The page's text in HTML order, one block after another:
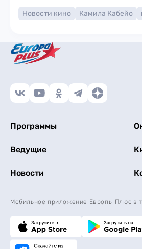
Новости кино Камила Кабейо
Программы
Ведущие
Новости
Мобильное приложение Европы Плюс в